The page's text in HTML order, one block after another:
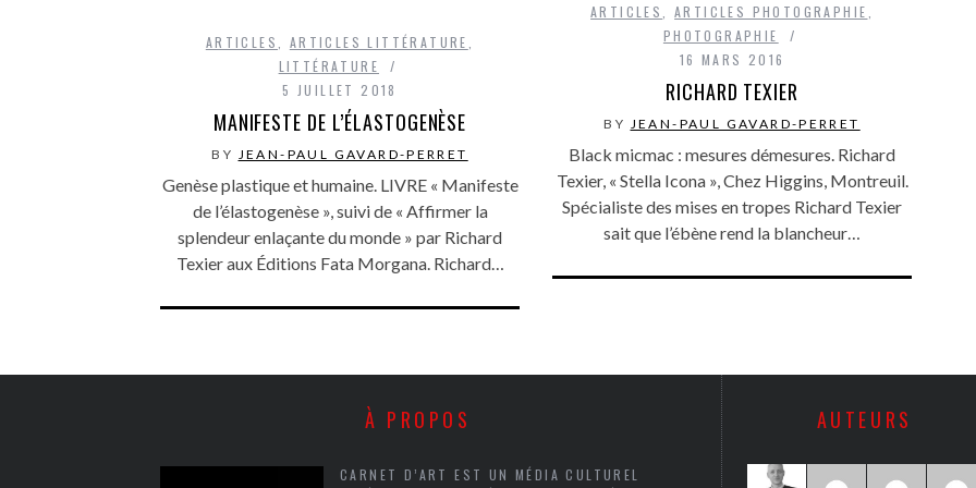
ARTICLES ARTICLES LITTÉRATURE
LITTÉRATURE
5 JUILLET 2018
MANIFESTE DE L’ÉLASTOGENÈSE
BY JEAN-PAUL GAVARD-PERRET
Genèse plastique et humaine. LIVRE « Manifeste
de l’élastogenèse », suivi de « Affirmer la
splendeur enlaçante du monde » par Richard
Texier aux Éditions Fata Morgana. Richard…
ARTICLES ,ARTICLES PHOTOGRAPHIE
PHOTOGRAPHIE
16 MARS 2016
RICHARD TEXIER
BY JEAN-PAUL GAVARD-PERRET
Black micmac : mesures démesures. Richard
Texier, « Stella Icona », Chez Higgins, Montreuil.
Spécialiste des mises en tropes Richard Texier
sait que l’ébène rend la blancheur…
À PROPOS
CARNET D’ART EST UN MÉDIA CULTUREL
AUTEURS